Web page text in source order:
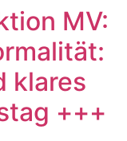
MV:
klares
+++